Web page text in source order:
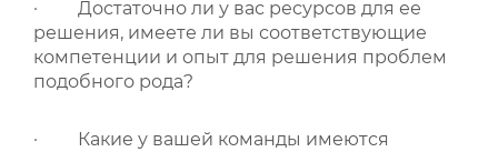
· Достаточно ли у вас ресурсов для ее
решения, имеете ли вы соответствующие
компетенции и опыт для решения проблем
подобного рода?
· Какие у вашей команды имеются